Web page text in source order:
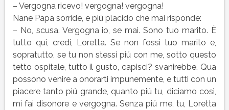
– Vergogna ricevo! vergogna! vergogna!
Nane Papa sorride, e piú placido che mai risponde:
– No, scusa. Vergogna io, se mai. Sono tuo marito. È
tutto qui, credi, Loretta. Se non fossi tuo marito e,
sopratutto, se tu non stessi piú con me, sotto questo
tetto ospitale, tutto il gusto, capisci? svanirebbe. Qua
possono venire a onorarti impunemente, e tutti con un
piacere tanto piú grande, quanto piú tu, diciamo così,
mi fai disonore e vergogna. Senza piú me, tu, Loretta